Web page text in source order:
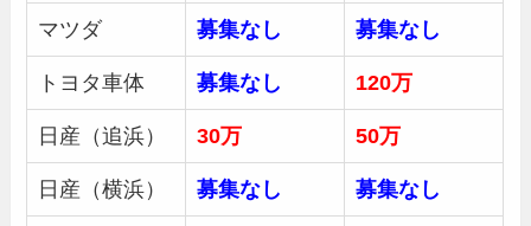
マツダ 募集なし 募集なし
トヨタ車体 募集なし 120万
日産（追浜） 30万 50万
日産（横浜） 募集なし 募集なし